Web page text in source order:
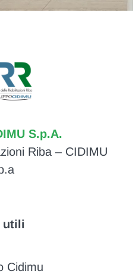
S.p.A.
Riba – CIDIMU
utili
Cidimu